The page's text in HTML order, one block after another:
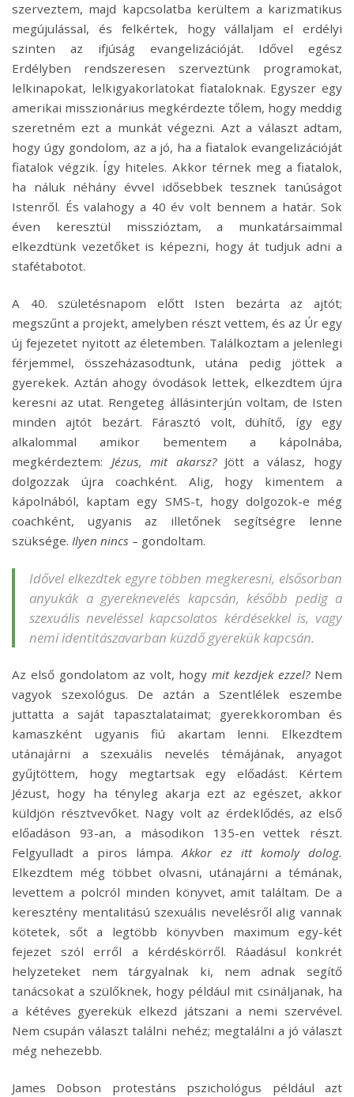
szerveztem, majd kapcsolatba kerültem a karizmatikus
megújulással, és felkértek, hogy vállaljam el erdélyi
szinten az ifjúság evangelizációját. Idővel egész
Erdélyben rendszeresen szerveztünk programokat,
lelkinapokat, lelkigyakorlatokat fiataloknak. Egyszer egy
amerikai misszionárius megkérdezte tőlem, hogy meddig
szeretném ezt a munkát végezni. Azt a választ adtam,
hogy úgy gondolom, az a jó, ha a fiatalok evangelizációját
fiatalok végzik. Így hiteles. Akkor térnek meg a fiatalok,
ha náluk néhány évvel idősebbek tesznek tanúságot
Istenről. És valahogy a 40 év volt bennem a határ. Sok
éven keresztül misszióztam, a munkatársaimmal
elkezdtünk vezetőket is képezni, hogy át tudjuk adni a
stafétabotot.
A 40. születésnapom előtt Isten bezárta az ajtót;
megszűnt a projekt, amelyben részt vettem, és az Úr egy
új fejezetet nyitott az életemben. Találkoztam a jelenlegi
férjemmel, összeházasodtunk, utána pedig jöttek a
gyerekek. Aztán ahogy óvodások lettek, elkezdtem újra
keresni az utat. Rengeteg állásinterjún voltam, de Isten
minden ajtót bezárt. Fárasztó volt, dühítő, így egy
alkalommal amikor bementem a kápolnába,
megkérdeztem: Jézus, mit akarsz?Jött a válasz, hogy
dolgozzak újra coachként. Alig, hogy kimentem a
kápolnából, kaptam egy SMS-t, hogy dolgozok-e még
coachként, ugyanis az illetőnek segítségre lenne
szüksége. Ilyen nincs – gondoltam.
Idővel elkezdtek egyre többen megkeresni, elsősorban
anyukák a gyereknevelés kapcsán, később pedig a
szexuális neveléssel kapcsolatos kérdésekkel is, vagy
nemi identitászavarban küzdő gyerekük kapcsán.
Az első gondolatom az volt, hogymit kezdjek ezzel?Nem
vagyok szexológus. De aztán a Szentlélek eszembe
juttatta a saját tapasztalataimat; gyerekkoromban és
kamaszként ugyanis fiú akartam lenni. Elkezdtem
utánajárni a szexuális nevelés témájának, anyagot
gyűjtöttem, hogy megtartsak egy előadást. Kértem
Jézust, hogy ha tényleg akarja ezt az egészet, akkor
küldjön résztvevőket. Nagy volt az érdeklődés, az első
előadáson 93-an, a másodikon 135-en vettek részt.
Felgyulladt a piros lámpa.Akkor ez itt komoly dolog.
Elkezdtem még többet olvasni, utánajárni a témának,
levettem a polcról minden könyvet, amit találtam. De a
keresztény mentalitású szexuális nevelésről alig vannak
kötetek, sőt a legtöbb könyvben maximum egy-két
fejezet szól erről a kérdéskörről. Ráadásul konkrét
helyzeteket nem tárgyalnak ki, nem adnak segítő
tanácsokat a szülőknek, hogy például mit csináljanak, ha
a kétéves gyerekük elkezd játszani a nemi szervével.
Nem csupán választ találni nehéz; megtalálni a jó választ
még nehezebb.
James Dobson protestáns pszichológus például azt